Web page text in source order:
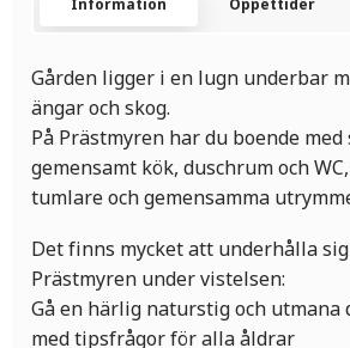
Information Öppettider
Gården ligger i en lugn underbar
ängar och skog.
På Prästmyren har du boende
gemensamt kök, duschrum och
tumlare och gemensamma
Det finns mycket att underhålla
Prästmyren under vistelsen:
Gå en härlig naturstig och utmana
med tipsfrågor för alla åldrar